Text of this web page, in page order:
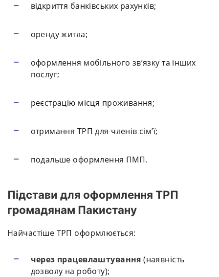
відкриття банківських рахунків;
оренду житла;
оформлення мобільного зв’язку та інших
послуг;
реєстрацію місця проживання;
отримання ТРП для членів сім’ї;
подальше оформлення ПМП.
Підстави для оформлення ТРП
громадянам Пакистану
Найчастіше ТРП оформлюється:
через працевлаштування (наявність
дозволу на роботу);